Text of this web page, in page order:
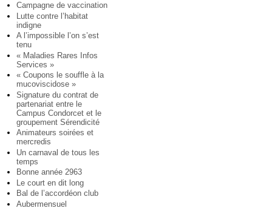
Campagne de vaccination
Lutte contre l’habitat
indigne
A l’impossible l’on s’est
tenu
« Maladies Rares Infos
Services »
« Coupons le souffle à la
mucoviscidose »
Signature du contrat de
partenariat entre le
Campus Condorcet et le
groupement Sérendicité
Animateurs soirées et
mercredis
Un carnaval de tous les
temps
Bonne année 2963
Le court en dit long
Bal de l’accordéon club
Aubermensuel